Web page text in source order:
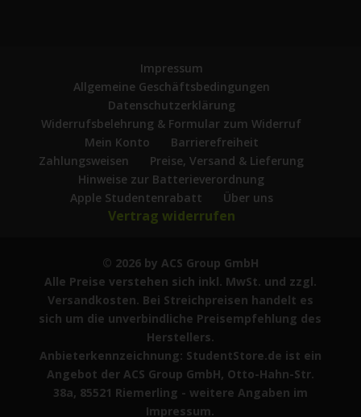
Impressum
Allgemeine Geschäftsbedingungen
Datenschutzerklärung
Widerrufsbelehrung & Formular zum Widerruf
Mein Konto
Barrierefreiheit
Zahlungsweisen
Preise, Versand & Lieferung
Hinweise zur Batterieverordnung
Apple Studentenrabatt
Über uns
Vertrag widerrufen
© 2026 by ACS Group GmbH
Alle Preise verstehen sich inkl. MwSt. und zzgl.
Versandkosten. Bei Streichpreisen handelt es
sich um die unverbindliche Preisempfehlung des
Herstellers.
Anbieterkennzeichnung: StudentStore.de ist ein
Angebot der ACS Group GmbH, Otto-Hahn-Str.
38a, 85521 Riemerling - weitere Angaben im
Impressum.